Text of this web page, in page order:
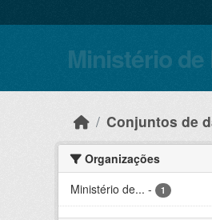
Ministério de
Conjuntos de
Organizações
Ministério de... - 1